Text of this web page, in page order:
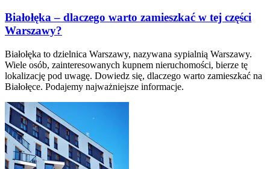
Białołęka – dlaczego warto zamieszkać w tej części
Warszawy?
Białołęka to dzielnica Warszawy, nazywana sypialnią Warszawy.
Wiele osób, zainteresowanych kupnem nieruchomości, bierze tę
lokalizację pod uwagę. Dowiedz się, dlaczego warto zamieszkać na
Białołęce. Podajemy najważniejsze informacje.